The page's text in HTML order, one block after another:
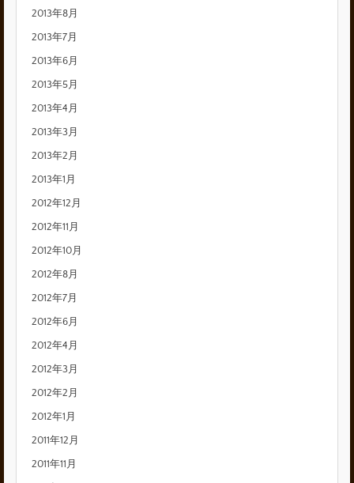
2013年8月
2013年7月
2013年6月
2013年5月
2013年4月
2013年3月
2013年2月
2013年1月
2012年12月
2012年11月
2012年10月
2012年8月
2012年7月
2012年6月
2012年4月
2012年3月
2012年2月
2012年1月
2011年12月
2011年11月